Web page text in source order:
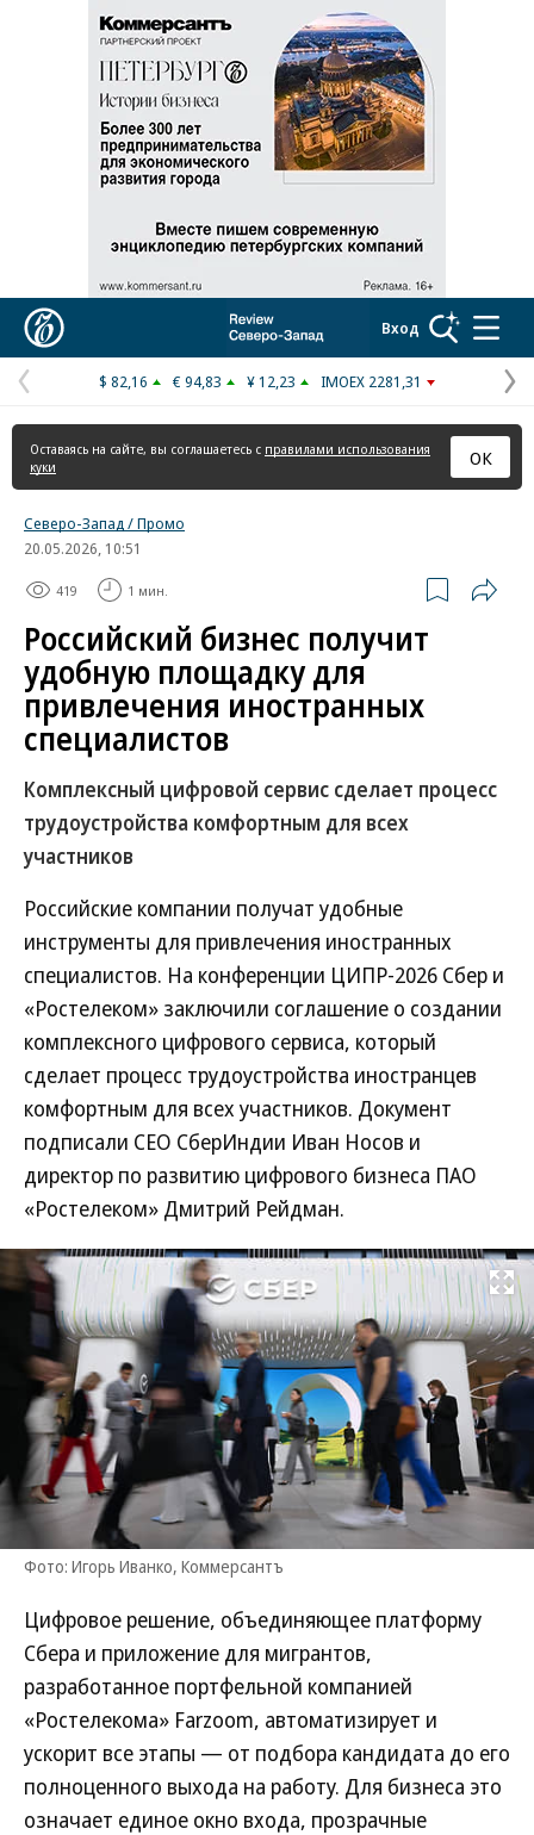
Реклама в «Ъ» www.kommersant.ru/ad
Вход
Предыдущая
страница
$ 82,16 € 94,83 ¥ 12,23 IMOEX 2281,31
Оставаясь на сайте, вы соглашаетесь с правилами использования
куки
ОК
Северо-Запад / Промо
20.05.2026, 10:51
419 1 мин.
Российский бизнес получит
удобную площадку для
привлечения иностранных
специалистов
Комплексный цифровой сервис сделает процесс
трудоустройства комфортным для всех
участников
Российские компании получат удобные
инструменты для привлечения иностранных
специалистов. На конференции ЦИПР-2026 Сбер и
«Ростелеком» заключили соглашение о создании
комплексного цифрового сервиса, который
сделает процесс трудоустройства иностранцев
комфортным для всех участников. Документ
подписали СЕО СберИндии Иван Носов и
директор по развитию цифрового бизнеса ПАО
«Ростелеком» Дмитрий Рейдман.
Развернуть
Фото: Игорь Иванко, Коммерсантъ
Цифровое решение, объединяющее платформу
Сбера и приложение для мигрантов,
разработанное портфельной компанией
«Ростелекома» Farzoom, автоматизирует и
ускорит все этапы — от подбора кандидата до его
полноценного выхода на работу. Для бизнеса это
означает единое окно входа, прозрачные